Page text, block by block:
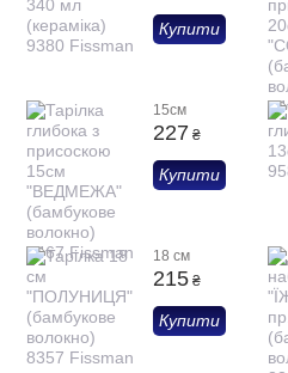
Купити
15см
227 ₴
Купити
18 см
215 ₴
Купити